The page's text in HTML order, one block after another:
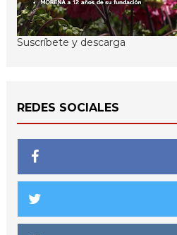
Suscríbete y descarga
REDES SOCIALES